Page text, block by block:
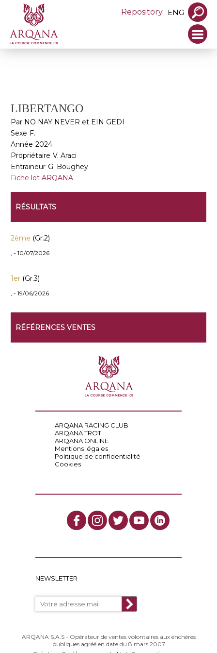
Repository ENG
LIBERTANGO
Par NO NAY NEVER et EIN GEDI
Sexe F.
Année 2024
Propriétaire V. Araci
Entraineur G. Boughey
Fiche lot ARQANA
RÉSULTATS
2ème (Gr.2)
, - 10/07/2026
1er (Gr.3)
, - 19/06/2026
RÉFÉRENCES VENTES
ARQANA RACING CLUB
ARQANA TROT
ARQANA ONLINE
Mentions légales
Politique de confidentialité
Cookies
NEWSLETTER
ARQANA S.A.S - Opérateur de ventes volontaires aux enchères
publiques agréé en date du 8 mars 2007